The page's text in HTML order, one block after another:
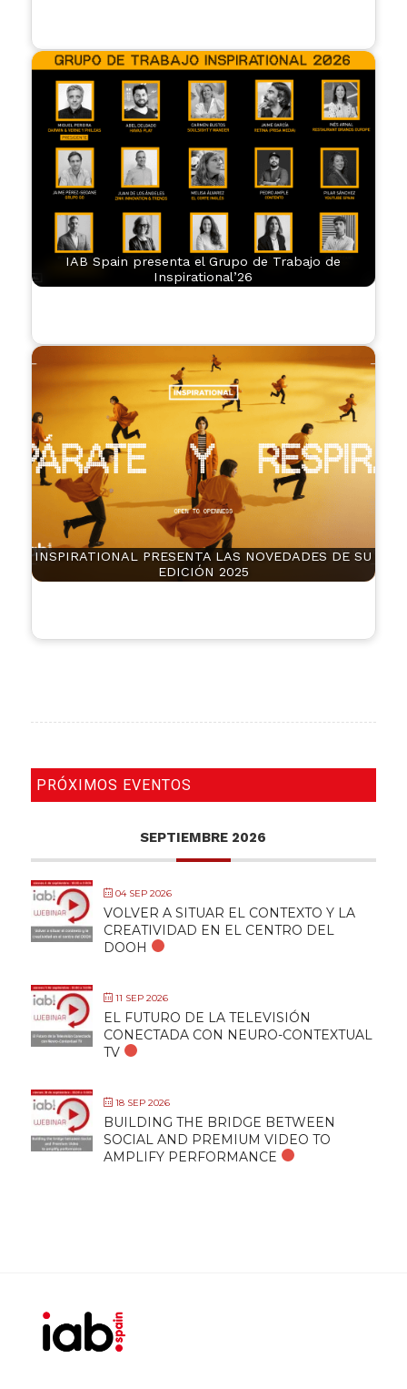
IAB Spain presenta el Grupo de Trabajo de
Inspirational’26
INSPIRATIONAL PRESENTA LAS NOVEDADES DE SU
EDICIÓN 2025
PRÓXIMOS EVENTOS
SEPTIEMBRE 2026
04 SEP 2026
VOLVER A SITUAR EL CONTEXTO Y LA
CREATIVIDAD EN EL CENTRO DEL
DOOH
11 SEP 2026
EL FUTURO DE LA TELEVISIÓN
CONECTADA CON NEURO-CONTEXTUAL
TV
18 SEP 2026
BUILDING THE BRIDGE BETWEEN
SOCIAL AND PREMIUM VIDEO TO
AMPLIFY PERFORMANCE